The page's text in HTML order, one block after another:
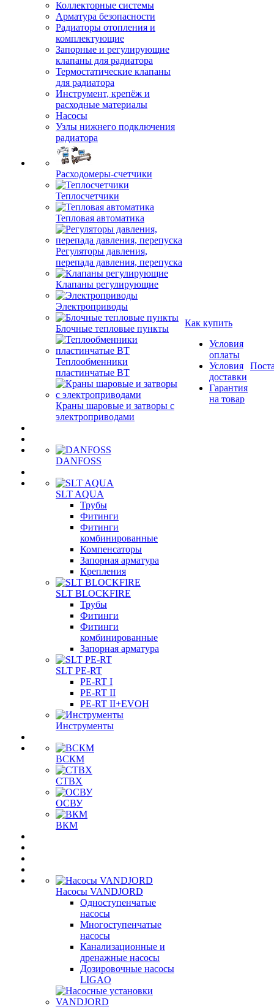
Коллекторные системы
Арматура безопасности
Радиаторы отопления и
комплектующие
Запорные и регулирующие
клапаны для радиатора
Термостатические клапаны
для радиатора
Инструмент, крепёж и
расходные материалы
Насосы
Узлы нижнего подключения
радиатора
Расходомеры-счетчики
Теплосчетчики
Тепловая автоматика
Регуляторы давления,
перепада давления, перепуска
Клапаны регулирующие
Электроприводы
Блочные тепловые пункты
Теплообменники
пластинчатые ВТ
Краны шаровые и затворы с
электроприводами
DANFOSS
SLT AQUA
Трубы
Фитинги
Фитинги
комбинированные
Компенсаторы
Запорная арматура
Крепления
SLT BLOCKFIRE
Трубы
Фитинги
Фитинги
комбинированные
Запорная арматура
SLT PE-RT
PE-RT I
PE-RT II
PE-RT II+EVOH
Инструменты
ВСКМ
СТВХ
ОСВУ
ВКМ
Насосы VANDJORD
Одноступенчатые
насосы
Многоступенчатые
насосы
Канализационные и
дренажные насосы
Дозировочные насосы
LIGAO
Как купить
Условия
оплаты
Условия
доставки
Гарантия
на товар